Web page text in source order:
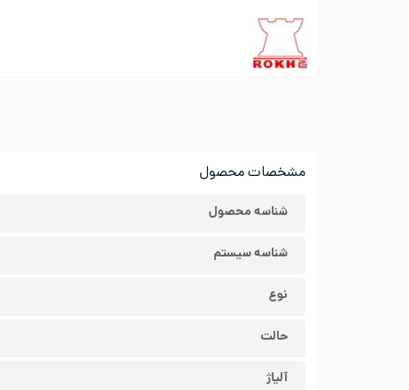
مشخصات محصول
شناسه محصول
شناسه سیستم
نوع
حالت
آلیاژ